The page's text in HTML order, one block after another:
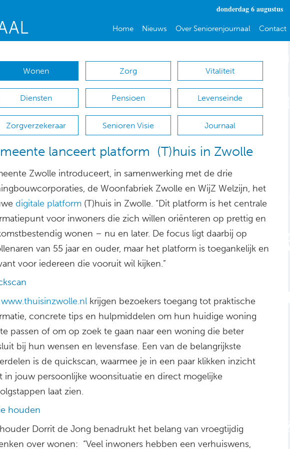
donderdag 6 augustus
Home Nieuws Over Seniorenjournaal Contact
Wonen Zorg Vitaliteit
Diensten Pensioen Levenseinde
Zorgverzekeraar Senioren Visie Journaal
lanceert platform (T)huis in Zwolle
Zwolle introduceert, in samenwerking met de drie
de Woonfabriek Zwolle en WijZ Welzijn, het
digitale platform (T)huis in Zwolle. “Dit platform is het centrale
voor inwoners die zich willen oriënteren op prettig en
wonen – nu en later. De focus ligt daarbij op
van 55 jaar en ouder, maar het platform is toegankelijk en
voor iedereen die vooruit wil kijken.”
www.thuisinzwolle.nl krijgen bezoekers toegang tot praktische
concrete tips en hulpmiddelen om hun huidige woning
passen of om op zoek te gaan naar een woning die beter
bij hun wensen en levensfase. Een van de belangrijkste
is de quickscan, waarmee je in een paar klikken inzicht
in jouw persoonlijke woonsituatie en direct mogelijke
laat zien.
houden
Dorrit de Jong benadrukt het belang van vroegtijdig
over wonen: “Veel inwoners hebben een verhuiswens,